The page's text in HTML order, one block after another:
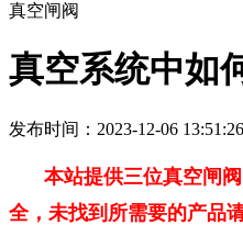
真空闸阀
真空系统中如
发布时间：2023-12-06
本站提供三位真空闸
全，未找到所需要的产品